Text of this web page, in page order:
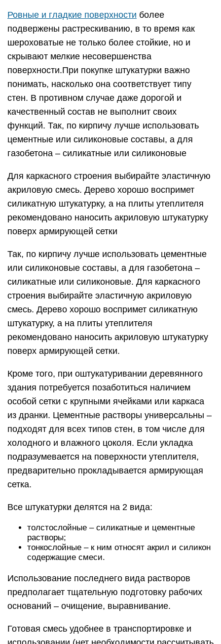
Ровные и гладкие поверхности более
подвержены растрескиванию, в то время как
шероховатые не только более стойкие, но и
скрывают мелкие несовершенства
поверхности.При покупке штукатурки важно
понимать, насколько она соответствует типу
стен. В противном случае даже дорогой и
качественный состав не выполнит своих
функций. Так, по кирпичу лучше использовать
цементные или силиконовые составы, а для
газобетона – силикатные или силиконовые
Для каркасного строения выбирайте эластичную
акриловую смесь. Дерево хорошо воспримет
силикатную штукатурку, а на плиты утеплителя
рекомендовано наносить акриловую штукатурку
поверх армирующей сетки
Так, по кирпичу лучше использовать цементные
или силиконовые составы, а для газобетона –
силикатные или силиконовые. Для каркасного
строения выбирайте эластичную акриловую
смесь. Дерево хорошо воспримет силикатную
штукатурку, а на плиты утеплителя
рекомендовано наносить акриловую штукатурку
поверх армирующей сетки.
Кроме того, при оштукатуривании деревянного
здания потребуется позаботиться наличием
особой сетки с крупными ячейками или каркаса
из дранки. Цементные растворы универсальны –
подходят для всех типов стен, в том числе для
холодного и влажного цоколя. Если укладка
подразумевается на поверхности утеплителя,
предварительно прокладывается армирующая
сетка.
Все штукатурки делятся на 2 вида:
толстослойные – силикатные и цементные
растворы;
тонкослойные – к ним относят акрил и силикон
содержащие смеси.
Использование последнего вида растворов
предполагает тщательную подготовку рабочих
оснований – очищение, выравнивание.
Готовая смесь удобнее в транспортировке и